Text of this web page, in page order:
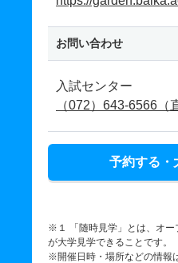
お問い合わせ
入試センター
（072）643-6566（
予約する・
※１ 「随時見学」とは、オー
が大学見学できることです。
※開催日時・場所などの情報